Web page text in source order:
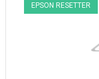
EPSON RESETTER